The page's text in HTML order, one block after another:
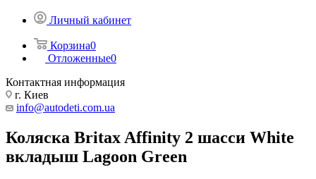
Личный кабинет
Корзина0
Отложенные0
Контактная информация
г. Киев
info@autodeti.com.ua
Коляска Britax Affinity 2 шасси White
вкладыш Lagoon Green